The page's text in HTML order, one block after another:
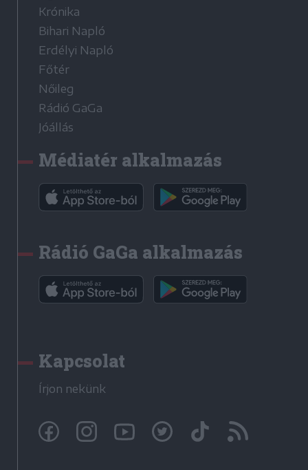
Krónika
Bihari Napló
Erdélyi Napló
Főtér
Nőileg
Rádió GaGa
Jóállás
Médiatér alkalmazás
Rádió GaGa alkalmazás
Kapcsolat
Írjon nekünk